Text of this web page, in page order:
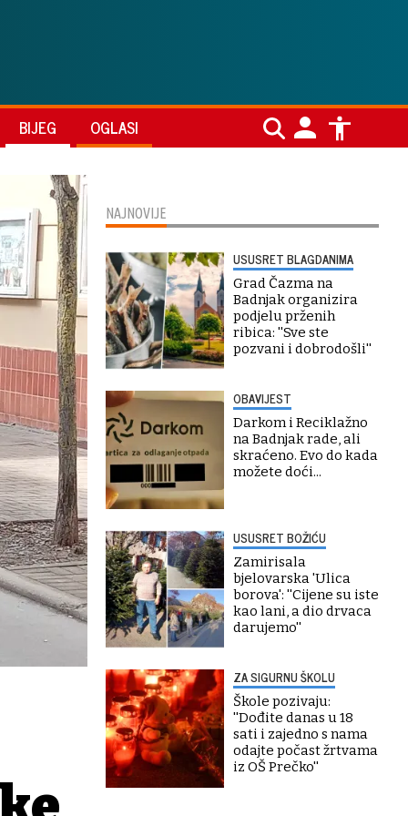
BIJEG OGLASI
NAJNOVIJE
USUSRET BLAGDANIMA
Grad Čazma na
Badnjak organizira
podjelu prženih
ribica: ''Sve ste
pozvani i dobrodošli''
OBAVIJEST
Darkom i Reciklažno
na Badnjak rade, ali
skraćeno. Evo do kada
možete doći...
USUSRET BOŽIĆU
Zamirisala
bjelovarska 'Ulica
borova': ''Cijene su iste
kao lani, a dio drvaca
darujemo''
ZA SIGURNU ŠKOLU
Škole pozivaju:
''Dođite danas u 18
sati i zajedno s nama
odajte počast žrtvama
iz OŠ Prečko''